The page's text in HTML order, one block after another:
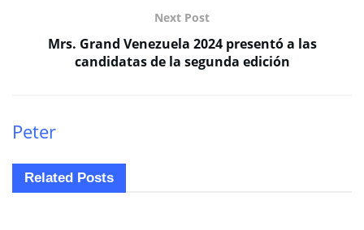
Next Post
Mrs. Grand Venezuela 2024 presentó a las
candidatas de la segunda edición
Peter
Related Posts
ECONOMÍA